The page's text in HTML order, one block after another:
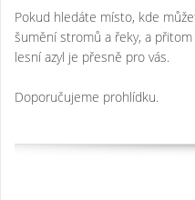
Pokud hledáte místo, kde
šumění stromů a řeky, a
lesní azyl je přesně pro vás.
Doporučujeme prohlídku.